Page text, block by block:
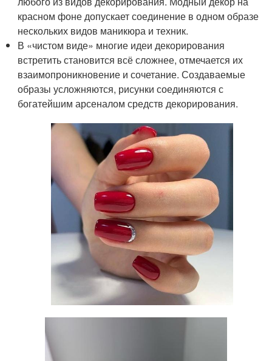
красном фоне допускает соединение в одном образе
нескольких видов маникюра и техник.
В «чистом виде» многие идеи декорирования
встретить становится всё сложнее, отмечается их
взаимопроникновение и сочетание. Создаваемые
образы усложняются, рисунки соединяются с
богатейшим арсеналом средств декорирования.